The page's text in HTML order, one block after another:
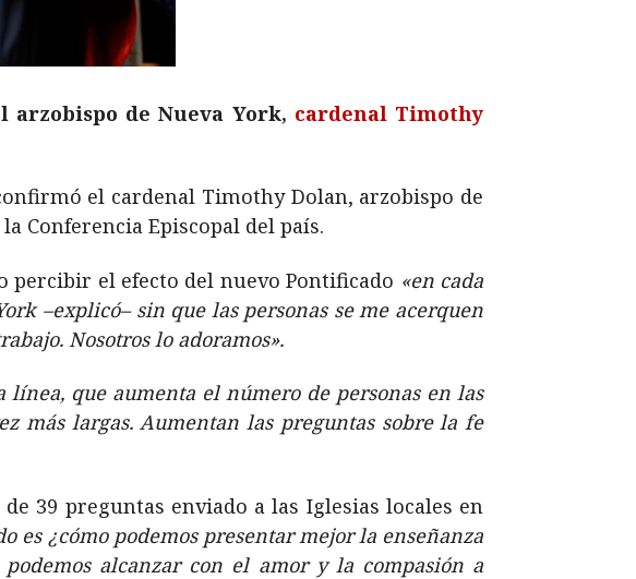
arzobispo de Nueva York, cardenal Timothy
el cardenal Timothy Dolan, arzobispo de
Conferencia Episcopal del país.
percibir el efecto del nuevo Pontificado «en cada
–explicó– sin que las personas se me acerquen
Nosotros lo adoramos».
línea, que aumenta el número de personas en las
más largas. Aumentan las preguntas sobre la fe
39 preguntas enviado a las Iglesias locales en
es ¿cómo podemos presentar mejor la enseñanza
podemos alcanzar con el amor y la compasión a